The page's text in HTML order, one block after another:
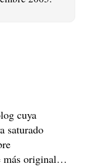
cuya
saturado
más original…